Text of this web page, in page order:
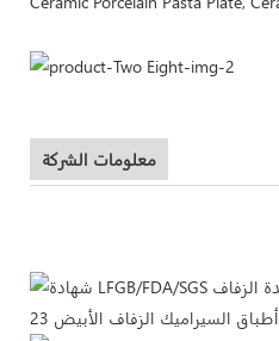
معلومات الشركة